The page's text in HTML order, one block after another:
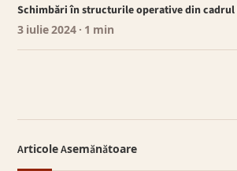
Schimbări în structurile operative din cadrul
3 iulie 2024 · 1 min
Articole Asemănătoare